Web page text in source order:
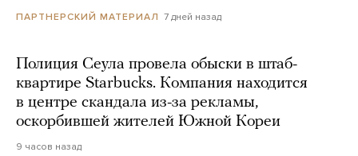
ПАРТНЕРСКИЙ МАТЕРИАЛ 7 дней назад
Полиция Сеула провела обыски в штаб-
квартире Starbucks. Компания находится
в центре скандала из-за рекламы,
оскорбившей жителей Южной Кореи
9 часов назад